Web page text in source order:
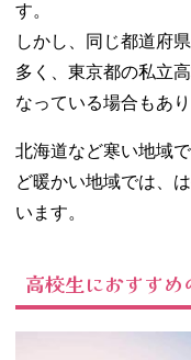
題は年を越
す前に終わ
らせる
− 冬休みこ
ムを整える
04. 高校生の冬休
みは短い！イベ
そう！
す。
しかし、同じ都道府
多く、東京都の私立
なっている場合もあり
北海道など寒い地域
ど暖かい地域では、
います。
高校生におすす